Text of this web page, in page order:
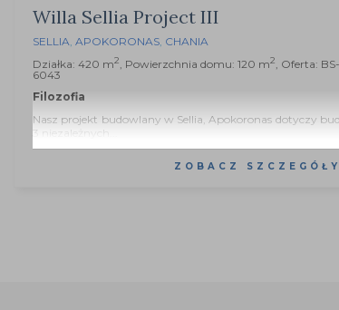
Willa Sellia Project III
SELLIA, APOKORONAS, CHANIA
Działka: 420 m2, Powierzchnia domu: 120 m2, Oferta: BS-
6043
Filozofia
Nasz projekt budowlany w Sellia, Apokoronas dotyczy
3 niezależnych...
ZOBACZ SZCZEGÓŁY